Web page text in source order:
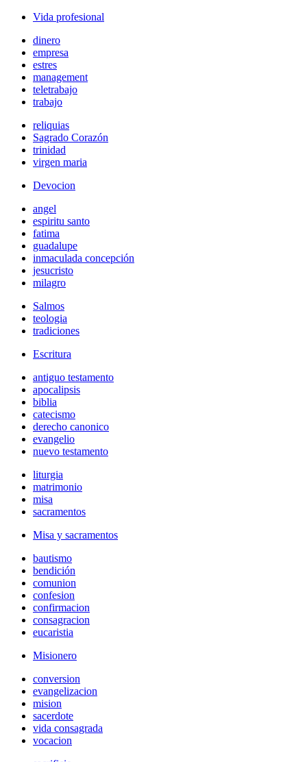
Vida profesional
dinero
empresa
estres
management
teletrabajo
trabajo
reliquias
Sagrado Corazón
trinidad
virgen maria
Devocion
angel
espiritu santo
fatima
guadalupe
inmaculada concepción
jesucristo
milagro
Salmos
teologia
tradiciones
Escritura
antiguo testamento
apocalipsis
biblia
catecismo
derecho canonico
evangelio
nuevo testamento
liturgia
matrimonio
misa
sacramentos
Misa y sacramentos
bautismo
bendición
comunion
confesion
confirmacion
consagracion
eucaristia
Misionero
conversion
evangelizacion
mision
sacerdote
vida consagrada
vocacion